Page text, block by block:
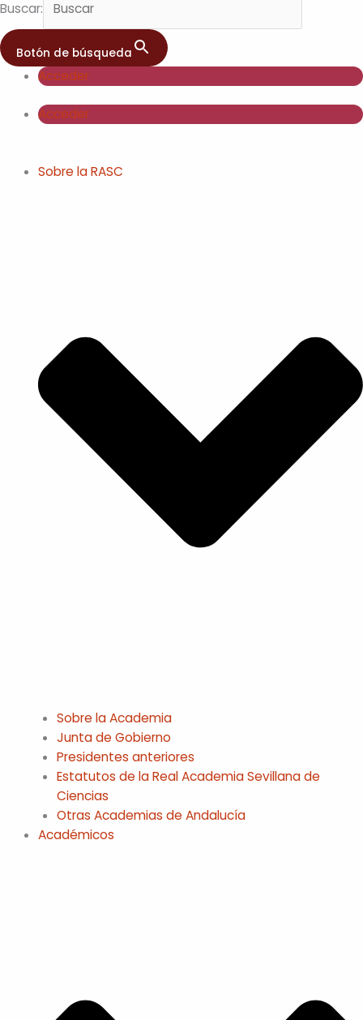
Buscar:
Botón de búsqueda
Acceder
Acceder
Sobre la RASC
Sobre la Academia
Junta de Gobierno
Presidentes anteriores
Estatutos de la Real Academia Sevillana de
Ciencias
Otras Academias de Andalucía
Académicos